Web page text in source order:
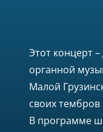
Этот концерт
органной
Малой
своих
В программе